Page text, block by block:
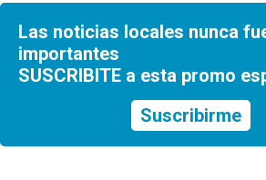
Las noticias locales nunca
importantes
SUSCRIBITE a esta promo
Suscribirme